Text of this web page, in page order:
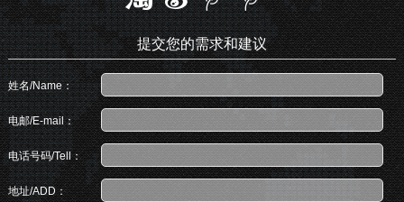
提交您的需求和建议
姓名/Name：
电邮/E-mail：
电话号码/Tell：
地址/ADD：